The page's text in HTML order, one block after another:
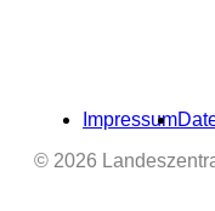
Impressum
© 2026